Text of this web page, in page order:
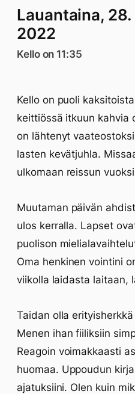
Lauantaina,
2022
Kello on 11:35
Kello on puoli
keittiössä itkuun kahvia
on lähtenyt
lasten kevätjuhla.
ulkomaan reissun
Muutaman päivän
ulos kerralla. Lapset
puolison
Oma henkinen vointini
viikolla laidasta laitaan,
Taidan olla
Menen ihan fiiliksiin
Reagoin voimakkaasti
huomaa. Uppoudun
ajatuksiini. Olen kuin